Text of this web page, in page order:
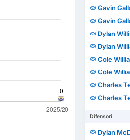
Gavin
Gavin
Dylan
Dylan
Cole
Cole
Charles
Charles
Difensori
Dylan